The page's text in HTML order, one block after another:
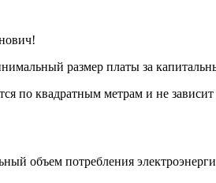
размер платы за
по квадратным метрам и не
объем потребления